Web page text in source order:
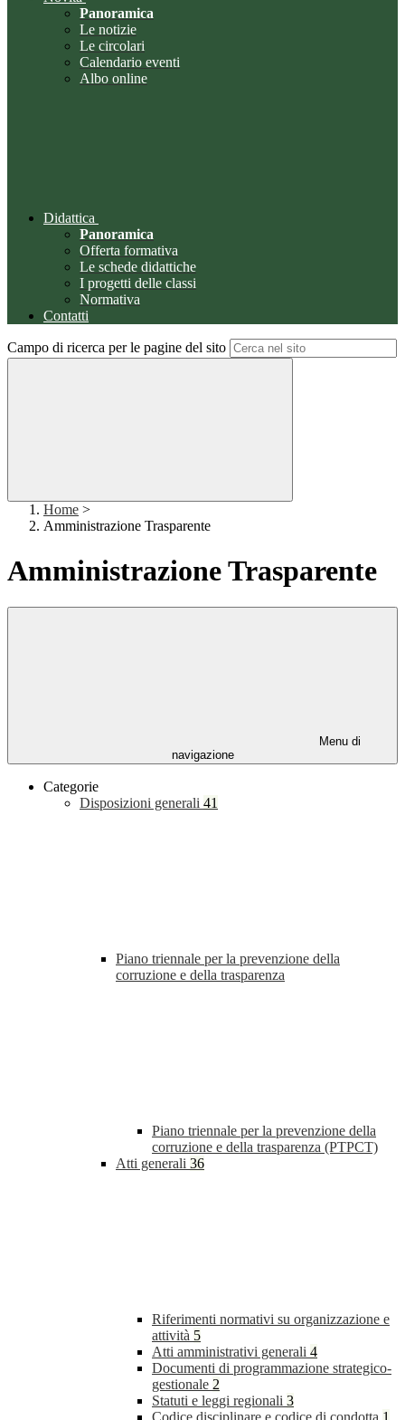
Panoramica
Le notizie
Le circolari
Calendario eventi
Albo online
Didattica
Panoramica
Offerta formativa
Le schede didattiche
I progetti delle classi
Normativa
Contatti
Campo di ricerca per le pagine del sito
Home >
Amministrazione Trasparente
Amministrazione Trasparente
Menu di
navigazione
Categorie
Disposizioni generali 41
Piano triennale per la prevenzione della
corruzione e della trasparenza
Piano triennale per la prevenzione della
corruzione e della trasparenza (PTPCT)
Atti generali 36
Riferimenti normativi su organizzazione e
attività 5
Atti amministrativi generali 4
Documenti di programmazione strategico-
gestionale 2
Statuti e leggi regionali 3